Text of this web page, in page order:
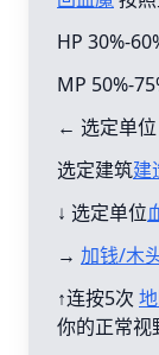
HP 30%-
MP 50%-
← 选定单位
选定建筑建
↓ 选定单位
→ 加钱/木
↑连按5次
你的正常视